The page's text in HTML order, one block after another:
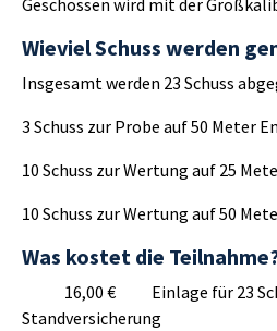
Geschossen wird mit der
Wieviel Schuss werden
Insgesamt werden 23 Schuss
3 Schuss zur Probe auf 50 Meter
10 Schuss zur Wertung auf 25
10 Schuss zur Wertung auf 50
Was kostet die
16,00 € Einlage für 23
Standversicherung